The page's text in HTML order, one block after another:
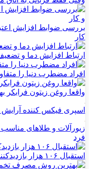
بررسی ضوابط افزایش
کار
ارتباط افزایش دما و
افراد مضطرب دنیا را
واقعا روغن زیتون
اسپری فیکس کننده آرایش
زیورآلات و طلاهای
فرد
استقبال ۱۰۶ هزار بازدیدکننده از موزه استان حضرت عباس (ع)